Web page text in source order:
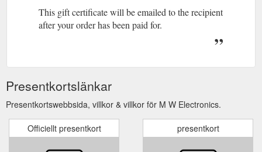
This gift certificate will be emailed to the recipient
after your order has been paid for.
Presentkortslänkar
Presentkortswebbsida, villkor & villkor för M W Electronics.
Officiellt presentkort presentkort